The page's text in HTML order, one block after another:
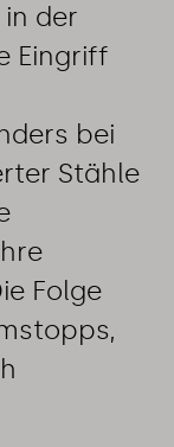
der
Eingriff
bei
Stähle
Folge